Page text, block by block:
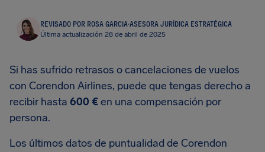
REVISADO POR ROSA GARCIA·ASESORA JURÍDICA ESTRATÉGICA
Última actualización 28 de abril de 2025
Si has sufrido retrasos o cancelaciones de vuelos
con Corendon Airlines, puede que tengas derecho a
recibir hasta 600 €en una compensación por
persona.
Los últimos datos de puntualidad de Corendon